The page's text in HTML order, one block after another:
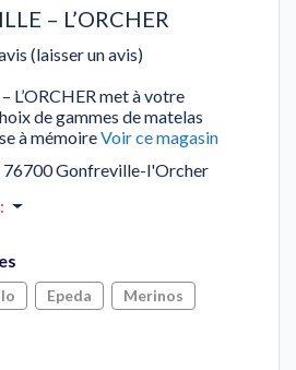
– L’ORCHER
(laisser un avis)
L’ORCHER met à votre
de gammes de matelas
à mémoireVoir ce magasin
76700Gonfreville-l'Orcher
:
Epeda
Merinos